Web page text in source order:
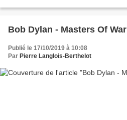
Bob Dylan - Masters Of War
Publié le 17/10/2019 à 10:08
Par Pierre Langlois-Berthelot